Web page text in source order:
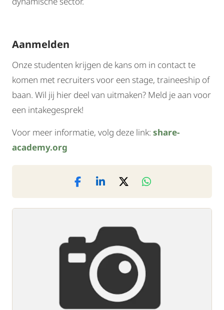
Aanmelden
Onze studenten krijgen de kans om in contact te
komen met recruiters voor een stage, traineeship of
baan. Wil jij hier deel van uitmaken? Meld je aan voor
een intakegesprek!
Voor meer informatie, volg deze link: share-
academy.org